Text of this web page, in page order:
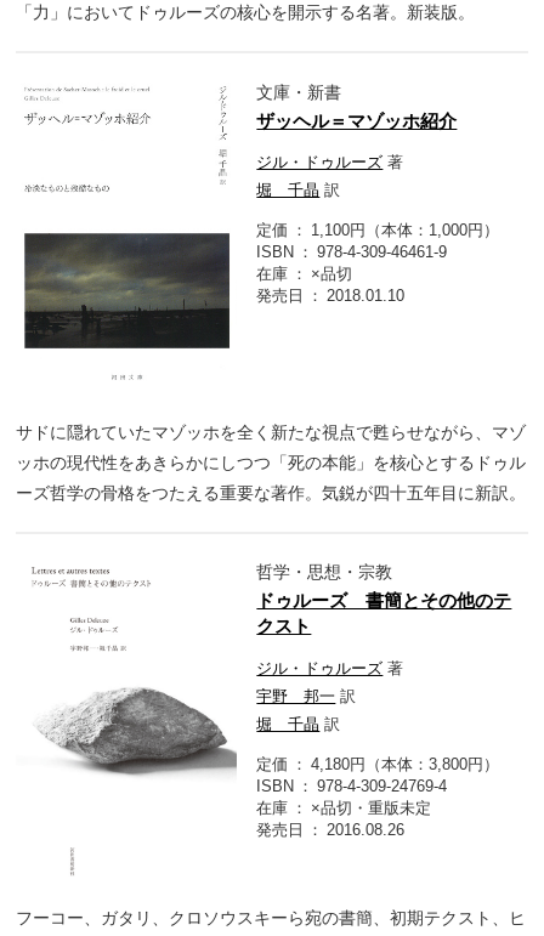
「力」においてドゥルーズの核心を開示する名著。新装版。
文庫・新書
ザッヘル＝マゾッホ紹介
ジル・ドゥルーズ 著
堀 千晶 訳
定価
1,100円（本体：1,000円）
ISBN
978-4-309-46461-9
在庫
×品切
発売日
2018.01.10
サドに隠れていたマゾッホを全く新たな視点で甦らせながら、マゾ
ッホの現代性をあきらかにしつつ「死の本能」を核心とするドゥル
ーズ哲学の骨格をつたえる重要な著作。気鋭が四十五年目に新訳。
哲学・思想・宗教
ドゥルーズ 書簡とその他のテ
クスト
ジル・ドゥルーズ 著
宇野 邦一 訳
堀 千晶 訳
定価
4,180円（本体：3,800円）
ISBN
978-4-309-24769-4
在庫
×品切・重版未定
発売日
2016.08.26
フーコー、ガタリ、クロソウスキーら宛の書簡、初期テクスト、ヒ